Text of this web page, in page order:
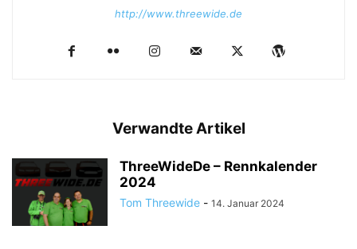
http://www.threewide.de
Verwandte Artikel
ThreeWideDe – Rennkalender
2024
Tom Threewide - 14. Januar 2024